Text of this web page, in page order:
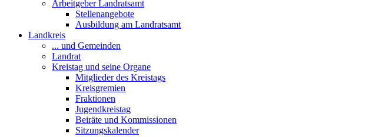
Arbeitgeber Landratsamt
Stellenangebote
Ausbildung am Landratsamt
Landkreis
... und Gemeinden
Landrat
Kreistag und seine Organe
Mitglieder des Kreistags
Kreisgremien
Fraktionen
Jugendkreistag
Beiräte und Kommissionen
Sitzungskalender